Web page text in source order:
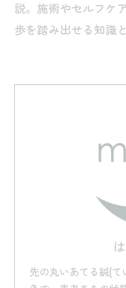
説。施術やセルフケ
歩を踏み出せる知識
先の丸いあてる鍼(